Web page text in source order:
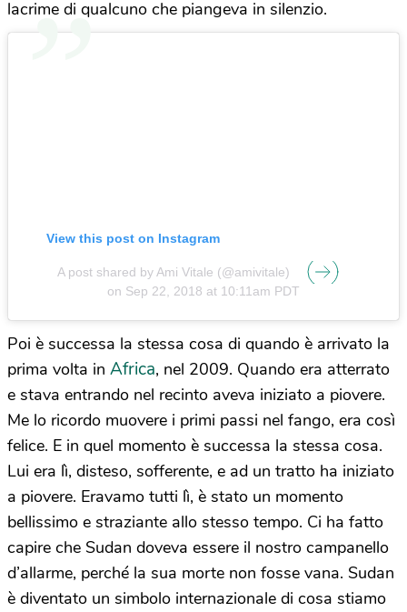
lacrime di qualcuno che piangeva in silenzio.
View this post on Instagram
A post shared by Ami Vitale (@amivitale)
on Sep 22, 2018 at 10:11am PDT
Poi è successa la stessa cosa di quando è arrivato la
prima volta in Africa, nel 2009. Quando era atterrato
e stava entrando nel recinto aveva iniziato a piovere.
Me lo ricordo muovere i primi passi nel fango, era così
felice. E in quel momento è successa la stessa cosa.
Lui era lì, disteso, sofferente, e ad un tratto ha iniziato
a piovere. Eravamo tutti lì, è stato un momento
bellissimo e straziante allo stesso tempo. Ci ha fatto
capire che Sudan doveva essere il nostro campanello
d’allarme, perché la sua morte non fosse vana. Sudan
è diventato un simbolo internazionale di cosa stiamo